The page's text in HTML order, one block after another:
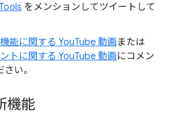
をメンションしてツイートして
能に関する YouTube 動画 または
トに関する YouTube 動画にコメン
い。
機能